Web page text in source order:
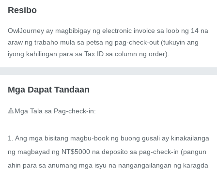
Resibo
OwlJourney ay magbibigay ng electronic invoice sa loob ng 14 na
araw ng trabaho mula sa petsa ng pag-check-out (tukuyin ang
iyong kahilingan para sa Tax ID sa column ng order).
Mga Dapat Tandaan
🔺Mga Tala sa Pag-check-in:
1. Ang mga bisitang magbu-book ng buong gusali ay kinakailanga
ng magbayad ng NT$5000 na deposito sa pag-check-in (pangun
ahin para sa anumang mga isyu na nangangailangan ng karagda